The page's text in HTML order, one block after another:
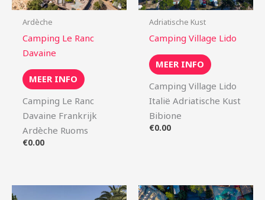
Ardèche
Camping Le Ranc
Davaine
MEER INFO
Camping Le Ranc
Davaine Frankrijk
Ardèche Ruoms
€0.00
Adriatische Kust
Camping Village Lido
MEER INFO
Camping Village Lido
Italië Adriatische Kust
Bibione
€0.00